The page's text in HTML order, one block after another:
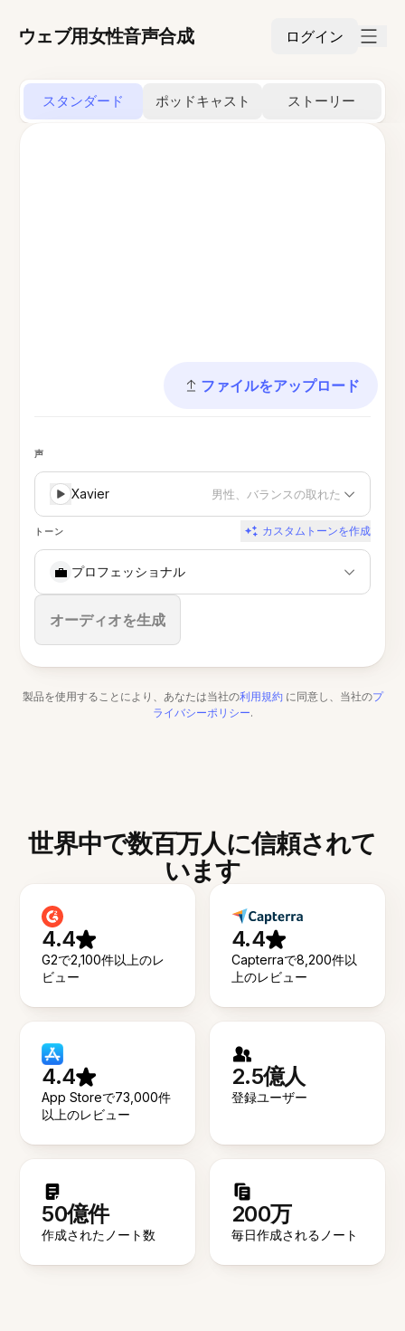
ウェブ用女性音声合成 ログイン
スタンダード ポッドキャスト ストーリー
ファイルをアップロード
声
Xavier 男性、バランスの取れた
トーン カスタムトーンを作成
💼 プロフェッショナル
オーディオを生成
停止
製品を使用することにより、あなたは当社の利用規約 に同意し、当社のプ
ライバシーポリシー.
世界中で数百万人に信頼されて
います
4.4
G2で2,100件以上のレ
ビュー
4.4
Capterraで8,200件以
上のレビュー
4.4
App Storeで73,000件
以上のレビュー
2.5億人
登録ユーザー
50億件
作成されたノート数
200万
毎日作成されるノート